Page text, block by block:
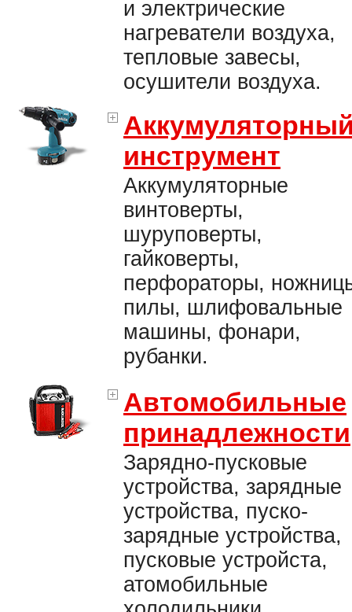
и электрические
нагреватели воздуха,
тепловые завесы,
осушители воздуха.
инструмент
Аккумуляторные
винтоверты,
шуруповерты,
гайковерты,
перфораторы,
пилы, шлифовальные
машины, фонари,
рубанки.
Автомобильные
принадлежности
Зарядно-пусковые
устройства, зарядные
устройства, пуско-
зарядные устройства,
пусковые устройста,
атомобильные